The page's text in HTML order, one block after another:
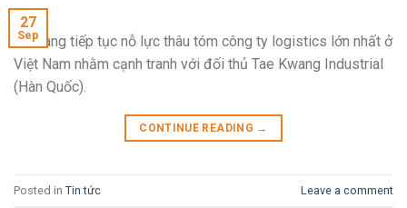
27
Sep
CJ đang tiếp tục nỗ lực thâu tóm công ty logistics lớn nhất ở
Việt Nam nhằm cạnh tranh với đối thủ Tae Kwang Industrial
(Hàn Quốc).
CONTINUE READING →
Posted in Tin tức Leave a comment